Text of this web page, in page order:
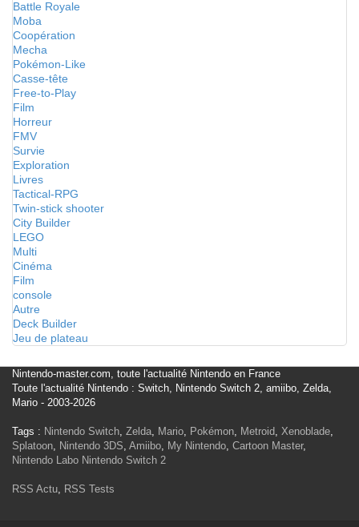
Battle Royale
Moba
Coopération
Mecha
Pokémon-Like
Casse-tête
Free-to-Play
Film
Horreur
FMV
Survie
Exploration
Livres
Tactical-RPG
Twin-stick shooter
City Builder
LEGO
Multi
Cinéma
Film
console
Autre
Deck Builder
Jeu de plateau
Nintendo-master.com, toute l'actualité Nintendo en France
Toute l'actualité Nintendo : Switch, Nintendo Switch 2, amiibo, Zelda,
Mario - 2003-2026
Tags : Nintendo Switch, Zelda, Mario, Pokémon, Metroid, Xenoblade,
Splatoon, Nintendo 3DS, Amiibo, My Nintendo, Cartoon Master,
Nintendo Labo Nintendo Switch 2
RSS Actu, RSS Tests